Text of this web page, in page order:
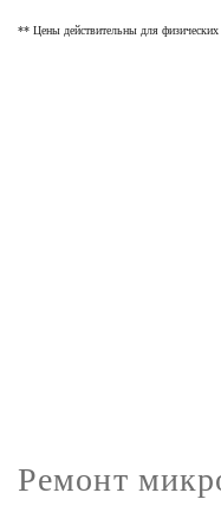
** Цены действительны для
Ремонт